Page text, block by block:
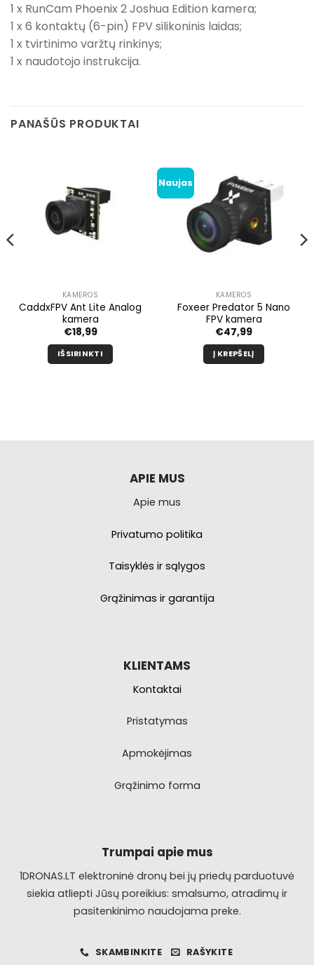
1 x RunCam Phoenix 2 Joshua Edition kamera;
1 x 6 kontaktų (6-pin) FPV silikoninis laidas;
1 x tvirtinimo varžtų rinkinys;
1 x naudotojo instrukcija.
PANAŠŪS PRODUKTAI
KAMEROS
CaddxFPV Ant Lite Analog
kamera
€18,99
IŠSIRINKTI
Naujas
KAMEROS
Foxeer Predator 5 Nano
FPV kamera
€47,99
Į KREPŠELĮ
APIE MUS
Apie mus
Privatumo politika
Taisyklės ir sąlygos
Grąžinimas ir garantija
KLIENTAMS
Kontaktai
Pristatymas
Apmokėjimas
Grąžinimo forma
Trumpai apie mus
1DRONAS.LT elektroninė dronų bei jų priedų parduotuvė
siekia atliepti Jūsų poreikius: smalsumo, atradimų ir
pasitenkinimo naudojama preke.
SKAMBINKITE RAŠYKITE